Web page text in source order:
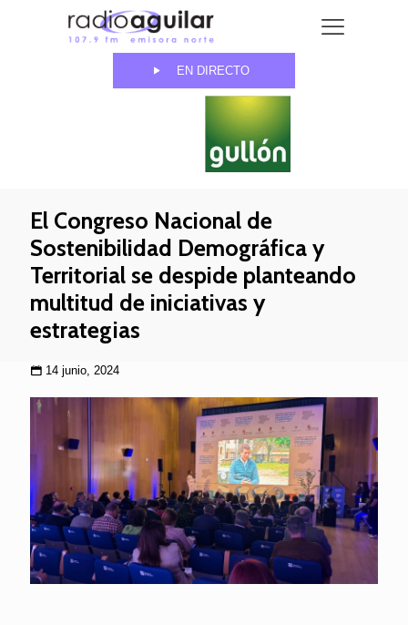
EN DIRECTO
El Congreso Nacional de
Sostenibilidad Demográfica y
Territorial se despide planteando
multitud de iniciativas y
estrategias
14 junio, 2024